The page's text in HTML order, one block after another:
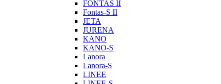
FONTAS II
Fontas-S II
JETA
JURENA
KANO
KANO-S
Lanora
Lanora-S
LINEE